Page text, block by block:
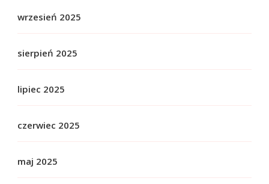
wrzesień 2025
sierpień 2025
lipiec 2025
czerwiec 2025
maj 2025